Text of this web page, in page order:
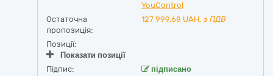
YouControl
Остаточна
пропозиція:
127 999,68 UAH, з ПДВ
Позиції:
Показати позиції
Підпис:
підписано